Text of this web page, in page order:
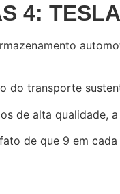
4: TESLA
do transporte
de alta qualidade,
de que 9 em